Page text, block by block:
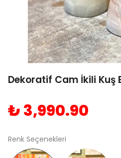
Dekoratif Cam İkili Kuş
₺ 3,990.90
Renk Seçenekleri